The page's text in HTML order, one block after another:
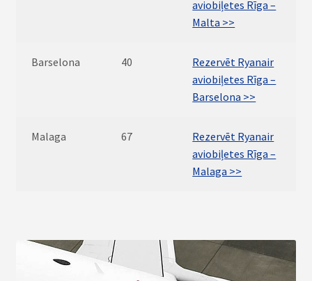
aviobiļetes Rīga –
Malta >>
Barselona 40
Rezervēt Ryanair
aviobiļetes Rīga –
Barselona >>
Malaga 67
Rezervēt Ryanair
aviobiļetes Rīga –
Malaga >>